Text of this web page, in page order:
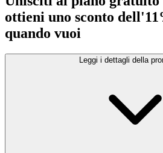
ottieni uno sconto
quando vuoi
Leggi i dettagli della